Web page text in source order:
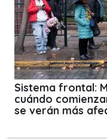
Sistema frontal:
cuándo
se verán más